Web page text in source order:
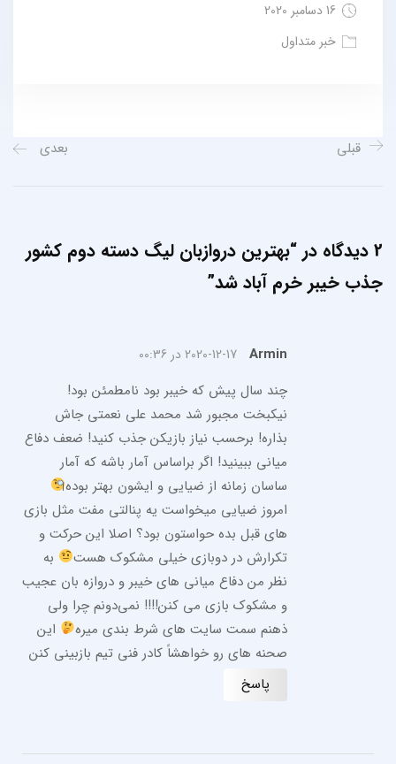
16 دسامبر 2020
خبر متداول
قبلی بعدی
2 دیدگاه در “
بهترین دروازبان لیگ دسته دوم کشور
جذب خیبر خرم آباد شد”
Armin 2020-12-17 در 00:36
چند سال پیش که خیبر بود نامطمئن بود!
نیکبخت مجبور شد محمد علی نعمتی جاش
بذاره! برحسب نیاز بازیکن جذب کنید! ضعف دفاع
میانی ببینید! اگر براساس آمار باشه که آمار
ساسان زمانه از ضیایی و ایشون بهتر بوده
امروز ضیایی میخواست یه پنالتی مفت مثل بازی
های قبل بده حواستون بود؟ اصلا این حرکت و
تکرارش در دوبازی خیلی مشکوک هست
به
نظر من دفاع میانی های خیبر و دروازه بان عجیب
و مشکوک بازی می کنن!!!! نمی‌دونم چرا ولی
ذهنم سمت سایت های شرط بندی میره
این
صحنه های رو خواهشاً کادر فنی تیم بازبینی کنن
پاسخ